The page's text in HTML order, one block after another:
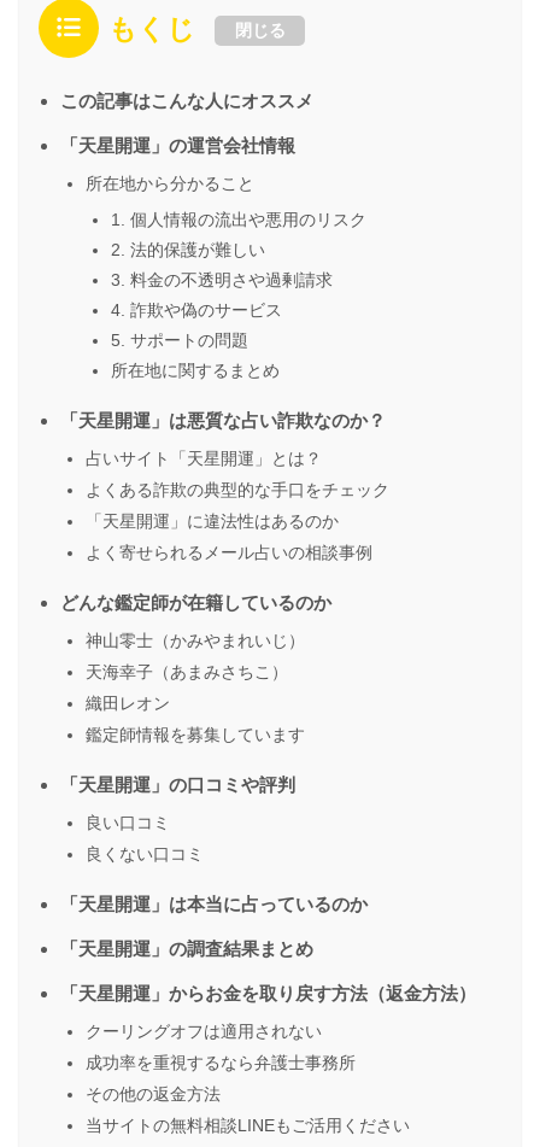
もくじ 閉じる
この記事はこんな人にオススメ
「天星開運」の運営会社情報
所在地から分かること
1. 個人情報の流出や悪用のリスク
2. 法的保護が難しい
3. 料金の不透明さや過剰請求
4. 詐欺や偽のサービス
5. サポートの問題
所在地に関するまとめ
「天星開運」は悪質な占い詐欺なのか？
占いサイト「天星開運」とは？
よくある詐欺の典型的な手口をチェック
「天星開運」に違法性はあるのか
よく寄せられるメール占いの相談事例
どんな鑑定師が在籍しているのか
神山零士（かみやまれいじ）
天海幸子（あまみさちこ）
織田レオン
鑑定師情報を募集しています
「天星開運」の口コミや評判
良い口コミ
良くない口コミ
「天星開運」は本当に占っているのか
「天星開運」の調査結果まとめ
「天星開運」からお金を取り戻す方法（返金方法）
クーリングオフは適用されない
成功率を重視するなら弁護士事務所
その他の返金方法
当サイトの無料相談LINEもご活用ください